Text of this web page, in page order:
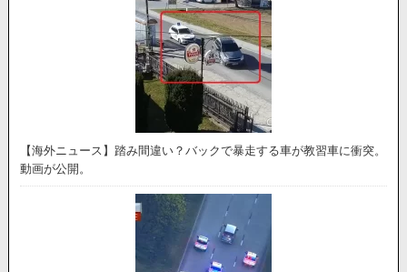
【海外ニュース】踏み間違い？バックで暴走する車が教習車に衝突。
動画が公開。